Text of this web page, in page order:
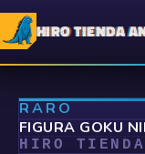
HIRO TIENDA
RARO
FIGURA GOKU
HIRO